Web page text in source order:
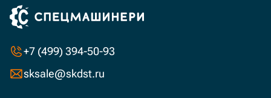
+7 (499) 394-50-93
sksale@skdst.ru